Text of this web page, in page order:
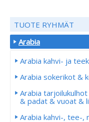
TUOTE RYHMÄT
Arabia
Arabia kahvi- ja
Arabia sokerikot &
Arabia
& padat & vuoat &
Arabia kahvi-, tee-,